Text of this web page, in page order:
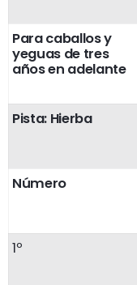
Para caballos y
yeguas de tres
años en adelante
Pista: Hierba
Número
1º